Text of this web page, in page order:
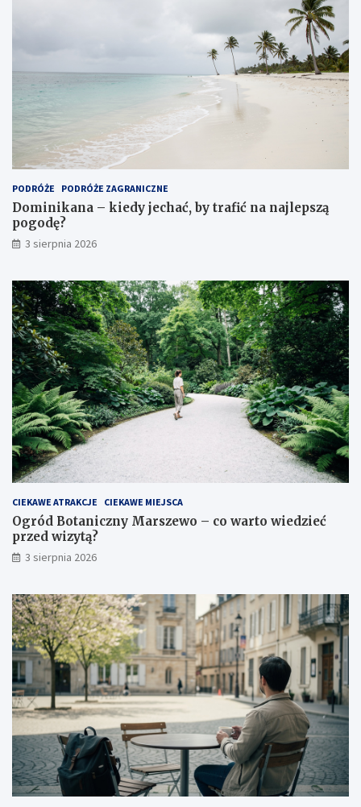
PODRÓŻE PODRÓŻE ZAGRANICZNE
Dominikana – kiedy jechać, by trafić na najlepszą
pogodę?
3 sierpnia 2026
CIEKAWE ATRAKCJE CIEKAWE MIEJSCA
Ogród Botaniczny Marszewo – co warto wiedzieć
przed wizytą?
3 sierpnia 2026